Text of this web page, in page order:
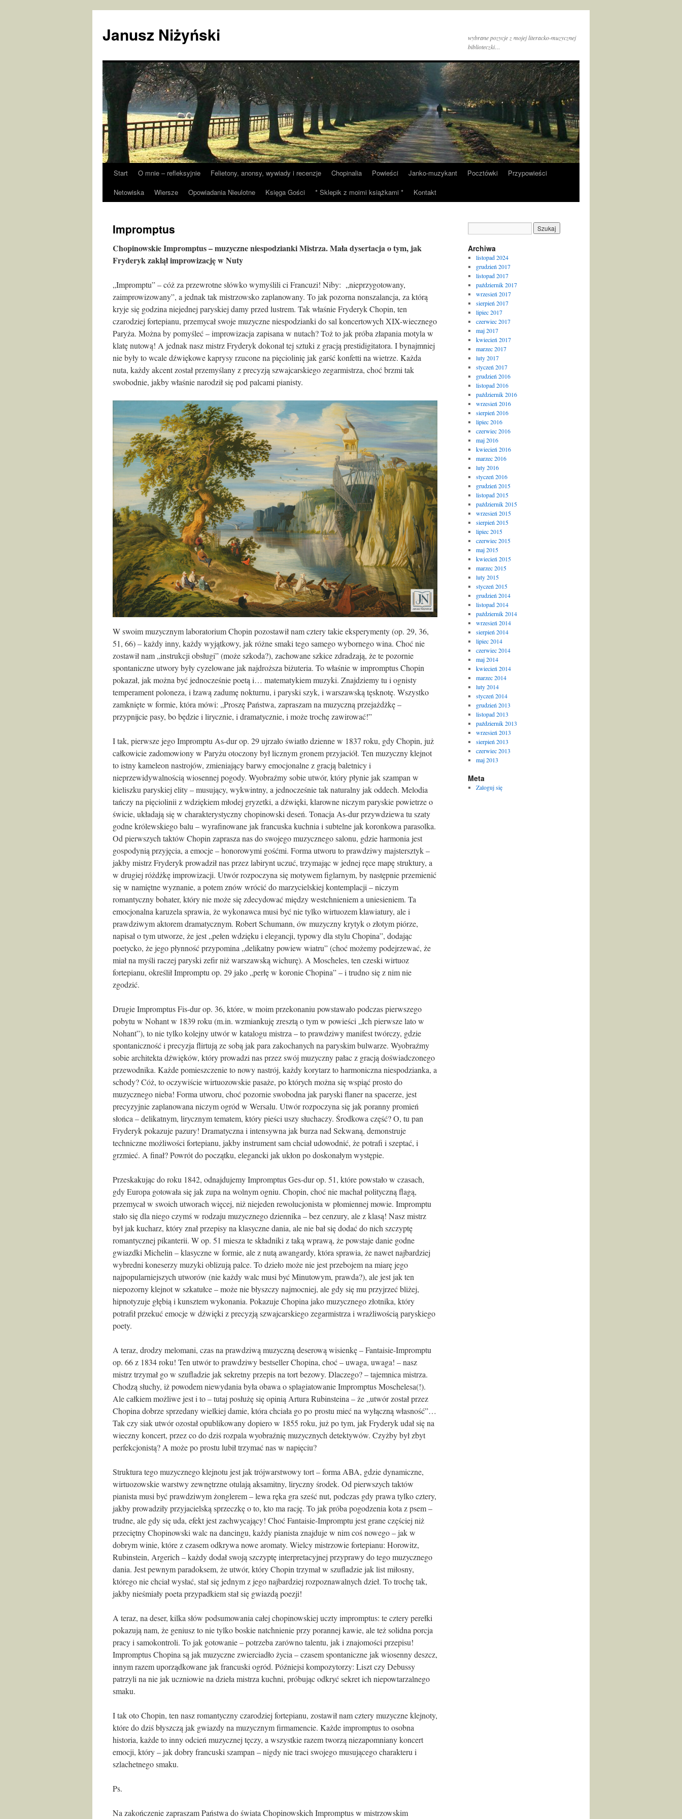
Janusz Niżyński
wybrane pozycje z mojej literacko-muzycznej
biblioteczki…
Przejdź
Start O mnie – refleksyjnie Felietony, anonsy, wywiady i recenzje Chopinalia Powieści Janko-muzykant Pocztówki
Przypowieści
Netowiska
Wiersze Opowiadania Nieulotne Księga Gości * Sklepik z moimi książkami * Kontakt
Impromptus
Chopinowskie Impromptus – muzyczne niespodzianki Mistrza. Mała dysertacja o tym, jak
Fryderyk zaklął improwizację w Nuty
„Impromptu” – cóż za przewrotne słówko wymyślili ci Francuzi! Niby: „nieprzygotowany,
zaimprowizowany”, a jednak tak mistrzowsko zaplanowany. To jak pozorna nonszalancja, za którą
kryje się godzina niejednej paryskiej damy przed lustrem. Tak właśnie Fryderyk Chopin, ten
czarodziej fortepianu, przemycał swoje muzyczne niespodzianki do sal koncertowych XIX-wiecznego
Paryża. Można by pomyśleć – improwizacja zapisana w nutach? Toż to jak próba złapania motyla w
klatę nutową! A jednak nasz mistrz Fryderyk dokonał tej sztuki z gracją prestidigitatora. I bynajmniej
nie były to wcale dźwiękowe kaprysy rzucone na pięciolinię jak garść konfetti na wietrze. Każda
nuta, każdy akcent został przemyślany z precyzją szwajcarskiego zegarmistrza, choć brzmi tak
swobodnie, jakby właśnie narodził się pod palcami pianisty.
W swoim muzycznym laboratorium Chopin pozostawił nam cztery takie eksperymenty (op. 29, 36,
51, 66) – każdy inny, każdy wyjątkowy, jak różne smaki tego samego wybornego wina. Choć nie
zostawił nam „instrukcji obsługi” (może szkoda?), zachowane szkice zdradzają, że te pozornie
spontaniczne utwory były cyzelowane jak najdroższa biżuteria. To właśnie w impromptus Chopin
pokazał, jak można być jednocześnie poetą i… matematykiem muzyki. Znajdziemy tu i ognisty
temperament poloneza, i łzawą zadumę nokturnu, i paryski szyk, i warszawską tęsknotę. Wszystko
zamknięte w formie, która mówi: „Proszę Państwa, zapraszam na muzyczną przejażdżkę –
przypnijcie pasy, bo będzie i lirycznie, i dramatycznie, i może trochę zawirować!”
I tak, pierwsze jego Impromptu As-dur op. 29 ujrzało światło dzienne w 1837 roku, gdy Chopin, już
całkowicie zadomowiony w Paryżu otoczony był licznym gronem przyjaciół. Ten muzyczny klejnot
to istny kameleon nastrojów, zmieniający barwy emocjonalne z gracją baletnicy i
nieprzewidywalnością wiosennej pogody. Wyobraźmy sobie utwór, który płynie jak szampan w
kieliszku paryskiej elity – musujący, wykwintny, a jednocześnie tak naturalny jak oddech. Melodia
tańczy na pięciolinii z wdziękiem młodej gryzetki, a dźwięki, klarowne niczym paryskie powietrze o
świcie, układają się w charakterystyczny chopinowski deseń. Tonacja As-dur przywdziewa tu szaty
godne królewskiego balu – wyrafinowane jak francuska kuchnia i subtelne jak koronkowa parasolka.
Od pierwszych taktów Chopin zaprasza nas do swojego muzycznego salonu, gdzie harmonia jest
gospodynią przyjęcia, a emocje – honorowymi gośćmi. Forma utworu to prawdziwy majstersztyk –
jakby mistrz Fryderyk prowadził nas przez labirynt uczuć, trzymając w jednej ręce mapę struktury, a
w drugiej różdżkę improwizacji. Utwór rozpoczyna się motywem figlarnym, by następnie przemienić
się w namiętne wyznanie, a potem znów wrócić do marzycielskiej kontemplacji – niczym
romantyczny bohater, który nie może się zdecydować między westchnieniem a uniesieniem. Ta
emocjonalna karuzela sprawia, że wykonawca musi być nie tylko wirtuozem klawiatury, ale i
prawdziwym aktorem dramatycznym. Robert Schumann, ów muzyczny krytyk o złotym piórze,
napisał o tym utworze, że jest „pełen wdzięku i elegancji, typowy dla stylu Chopina”, dodając
poetycko, że jego płynność przypomina „delikatny powiew wiatru” (choć możemy podejrzewać, że
miał na myśli raczej paryski zefir niż warszawską wichurę). A Moscheles, ten czeski wirtuoz
fortepianu, określił Impromptu op. 29 jako „perłę w koronie Chopina” – i trudno się z nim nie
zgodzić.
Drugie Impromptus Fis-dur op. 36, które, w moim przekonaniu powstawało podczas pierwszego
pobytu w Nohant w 1839 roku (m.in. wzmiankuję zresztą o tym w powieści „Ich pierwsze lato w
Nohant”), to nie tylko kolejny utwór w katalogu mistrza – to prawdziwy manifest twórczy, gdzie
spontaniczność i precyzja flirtują ze sobą jak para zakochanych na paryskim bulwarze. Wyobraźmy
sobie architekta dźwięków, który prowadzi nas przez swój muzyczny pałac z gracją doświadczonego
przewodnika. Każde pomieszczenie to nowy nastrój, każdy korytarz to harmoniczna niespodzianka, a
schody? Cóż, to oczywiście wirtuozowskie pasaże, po których można się wspiąć prosto do
muzycznego nieba! Forma utworu, choć pozornie swobodna jak paryski flaner na spacerze, jest
precyzyjnie zaplanowana niczym ogród w Wersalu. Utwór rozpoczyna się jak poranny promień
słońca – delikatnym, lirycznym tematem, który pieści uszy słuchaczy. Środkowa część? O, tu pan
Fryderyk pokazuje pazury! Dramatyczna i intensywna jak burza nad Sekwaną, demonstruje
techniczne możliwości fortepianu, jakby instrument sam chciał udowodnić, że potrafi i szeptać, i
grzmieć. A finał? Powrót do początku, elegancki jak ukłon po doskonałym występie.
Przeskakując do roku 1842, odnajdujemy Impromptus Ges-dur op. 51, które powstało w czasach,
gdy Europa gotowała się jak zupa na wolnym ogniu. Chopin, choć nie machał polityczną flagą,
przemycał w swoich utworach więcej, niż niejeden rewolucjonista w płomiennej mowie. Impromptu
stało się dla niego czymś w rodzaju muzycznego dziennika – bez cenzury, ale z klasą! Nasz mistrz
był jak kucharz, który znał przepisy na klasyczne dania, ale nie bał się dodać do nich szczyptę
romantycznej pikanterii. W op. 51 miesza te składniki z taką wprawą, że powstaje danie godne
gwiazdki Michelin – klasyczne w formie, ale z nutą awangardy, która sprawia, że nawet najbardziej
wybredni koneserzy muzyki oblizują palce. To dzieło może nie jest przebojem na miarę jego
najpopularniejszych utworów (nie każdy walc musi być Minutowym, prawda?), ale jest jak ten
niepozorny klejnot w szkatułce – może nie błyszczy najmocniej, ale gdy się mu przyjrzeć bliżej,
hipnotyzuje głębią i kunsztem wykonania. Pokazuje Chopina jako muzycznego złotnika, który
potrafił przekuć emocje w dźwięki z precyzją szwajcarskiego zegarmistrza i wrażliwością paryskiego
poety.
A teraz, drodzy melomani, czas na prawdziwą muzyczną deserową wisienkę – Fantaisie-Impromptu
op. 66 z 1834 roku! Ten utwór to prawdziwy bestseller Chopina, choć – uwaga, uwaga! – nasz
mistrz trzymał go w szufladzie jak sekretny przepis na tort bezowy. Dlaczego? – tajemnica mistrza.
Chodzą słuchy, iż powodem niewydania była obawa o splagiatowanie Impromptus Moschelesa(!).
Ale całkiem możliwe jest i to – tutaj posłużę się opinią Artura Rubinsteina – że „utwór został przez
Chopina dobrze sprzedany wielkiej damie, która chciała go po prostu mieć na wyłączną własność”…
Tak czy siak utwór ozostał opublikowany dopiero w 1855 roku, już po tym, jak Fryderyk udał się na
wieczny koncert, przez co do dziś rozpala wyobraźnię muzycznych detektywów. Czyżby był zbyt
perfekcjonistą? A może po prostu lubił trzymać nas w napięciu?
Struktura tego muzycznego klejnotu jest jak trójwarstwowy tort – forma ABA, gdzie dynamiczne,
wirtuozowskie warstwy zewnętrzne otulają aksamitny, liryczny środek. Od pierwszych taktów
pianista musi być prawdziwym żonglerem – lewa ręka gra sześć nut, podczas gdy prawa tylko cztery,
jakby prowadziły przyjacielską sprzeczkę o to, kto ma rację. To jak próba pogodzenia kota z psem –
trudne, ale gdy się uda, efekt jest zachwycający! Choć Fantaisie-Impromptu jest grane częściej niż
przeciętny Chopinowski walc na dancingu, każdy pianista znajduje w nim coś nowego – jak w
dobrym winie, które z czasem odkrywa nowe aromaty. Wielcy mistrzowie fortepianu: Horowitz,
Rubinstein, Argerich – każdy dodał swoją szczyptę interpretacyjnej przyprawy do tego muzycznego
dania. Jest pewnym paradoksem, że utwór, który Chopin trzymał w szufladzie jak list miłosny,
którego nie chciał wysłać, stał się jednym z jego najbardziej rozpoznawalnych dzieł. To trochę tak,
jakby nieśmiały poeta przypadkiem stał się gwiazdą poezji!
A teraz, na deser, kilka słów podsumowania całej chopinowskiej uczty impromptus: te cztery perełki
pokazują nam, że geniusz to nie tylko boskie natchnienie przy porannej kawie, ale też solidna porcja
pracy i samokontroli. To jak gotowanie – potrzeba zarówno talentu, jak i znajomości przepisu!
Impromptus Chopina są jak muzyczne zwierciadło życia – czasem spontaniczne jak wiosenny deszcz,
innym razem uporządkowane jak francuski ogród. Późniejsi kompozytorzy: Liszt czy Debussy
patrzyli na nie jak uczniowie na dzieła mistrza kuchni, próbując odkryć sekret ich niepowtarzalnego
smaku.
I tak oto Chopin, ten nasz romantyczny czarodziej fortepianu, zostawił nam cztery muzyczne klejnoty,
które do dziś błyszczą jak gwiazdy na muzycznym firmamencie. Każde impromptus to osobna
historia, każde to inny odcień muzycznej tęczy, a wszystkie razem tworzą niezapomniany koncert
emocji, który – jak dobry francuski szampan – nigdy nie traci swojego musującego charakteru i
szlachetnego smaku.
Ps.
Na zakończenie zapraszam Państwa do świata Chopinowskich Impromptus w mistrzowskim
Archiwa
listopad 2024
grudzień 2017
listopad 2017
październik 2017
wrzesień 2017
sierpień 2017
lipiec 2017
czerwiec 2017
maj 2017
kwiecień 2017
marzec 2017
luty 2017
styczeń 2017
grudzień 2016
listopad 2016
październik 2016
wrzesień 2016
sierpień 2016
lipiec 2016
czerwiec 2016
maj 2016
kwiecień 2016
marzec 2016
luty 2016
styczeń 2016
grudzień 2015
listopad 2015
październik 2015
wrzesień 2015
sierpień 2015
lipiec 2015
czerwiec 2015
maj 2015
kwiecień 2015
marzec 2015
luty 2015
styczeń 2015
grudzień 2014
listopad 2014
październik 2014
wrzesień 2014
sierpień 2014
lipiec 2014
czerwiec 2014
maj 2014
kwiecień 2014
marzec 2014
luty 2014
styczeń 2014
grudzień 2013
listopad 2013
październik 2013
wrzesień 2013
sierpień 2013
czerwiec 2013
maj 2013
Meta
Zaloguj się